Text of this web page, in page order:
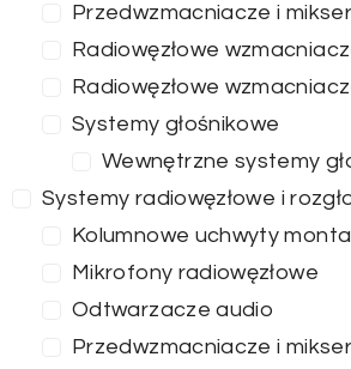
Przedwzmacniacze i
Radiowęzłowe
Radiowęzłowe
Systemy głośnikowe
Wewnętrzne systemy
Systemy radiowęzłowe i
Kolumnowe uchwyty
Mikrofony radiowęzłowe
Odtwarzacze audio
Przedwzmacniacze i